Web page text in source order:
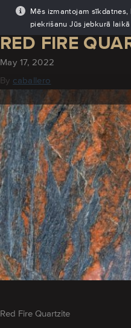
Mēs izmantojam
piekrišanu Jūs jebkurā
RED FIRE
May 17, 2022
By caballero
Red Fire Quartzite